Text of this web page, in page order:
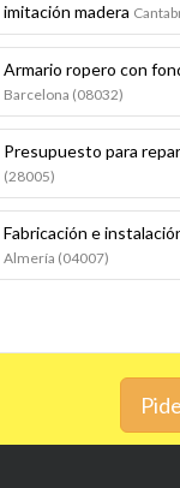
imitación madera
Armario ropero con
Barcelona (08032)
Presupuesto para
(28005)
Fabricación e
Almería (04007)